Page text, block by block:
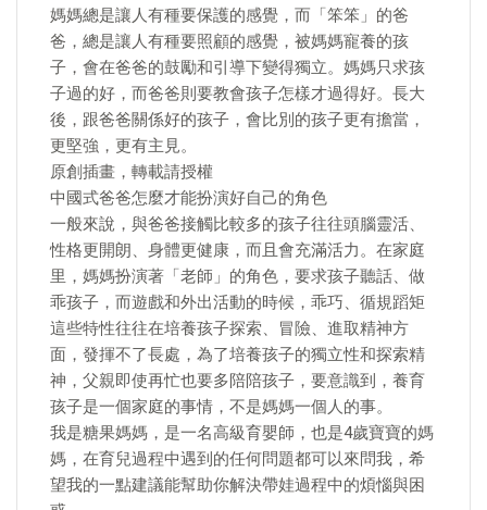
媽媽總是讓人有種要保護的感覺，而「笨笨」的爸
爸，總是讓人有種要照顧的感覺，被媽媽寵養的孩
子，會在爸爸的鼓勵和引導下變得獨立。媽媽只求孩
子過的好，而爸爸則要教會孩子怎樣才過得好。長大
後，跟爸爸關係好的孩子，會比別的孩子更有擔當，
更堅強，更有主見。
原創插畫，轉載請授權
中國式爸爸怎麼才能扮演好自己的角色
一般來說，與爸爸接觸比較多的孩子往往頭腦靈活、
性格更開朗、身體更健康，而且會充滿活力。在家庭
里，媽媽扮演著「老師」的角色，要求孩子聽話、做
乖孩子，而遊戲和外出活動的時候，乖巧、循規蹈矩
這些特性往往在培養孩子探索、冒險、進取精神方
面，發揮不了長處，為了培養孩子的獨立性和探索精
神，父親即使再忙也要多陪陪孩子，要意識到，養育
孩子是一個家庭的事情，不是媽媽一個人的事。
我是糖果媽媽，是一名高級育嬰師，也是4歲寶寶的媽
媽，在育兒過程中遇到的任何問題都可以來問我，希
望我的一點建議能幫助你解決帶娃過程中的煩惱與困